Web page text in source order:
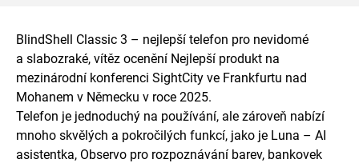
BlindShell Classic 3 – nejlepší telefon pro nevidomé
a slabozraké, vítěz ocenění Nejlepší produkt na
mezinárodní konferenci SightCity ve Frankfurtu nad
Mohanem v Německu v roce 2025.
Telefon je jednoduchý na používání, ale zároveň nabízí
mnoho skvělých a pokročilých funkcí, jako je Luna – AI
asistentka, Observo pro rozpoznávání barev, bankovek